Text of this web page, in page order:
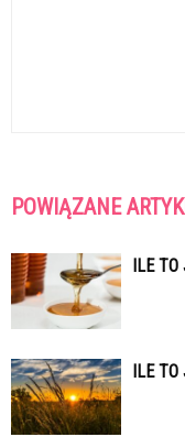
POWIĄZANE
ILE
ILE